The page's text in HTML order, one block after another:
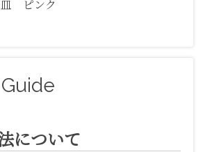
皿 ピンク
について